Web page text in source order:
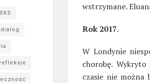
wstrzymane.
Rok 2017.
W Londynie
chorobę.
czasie nie można
dialog
refleksje